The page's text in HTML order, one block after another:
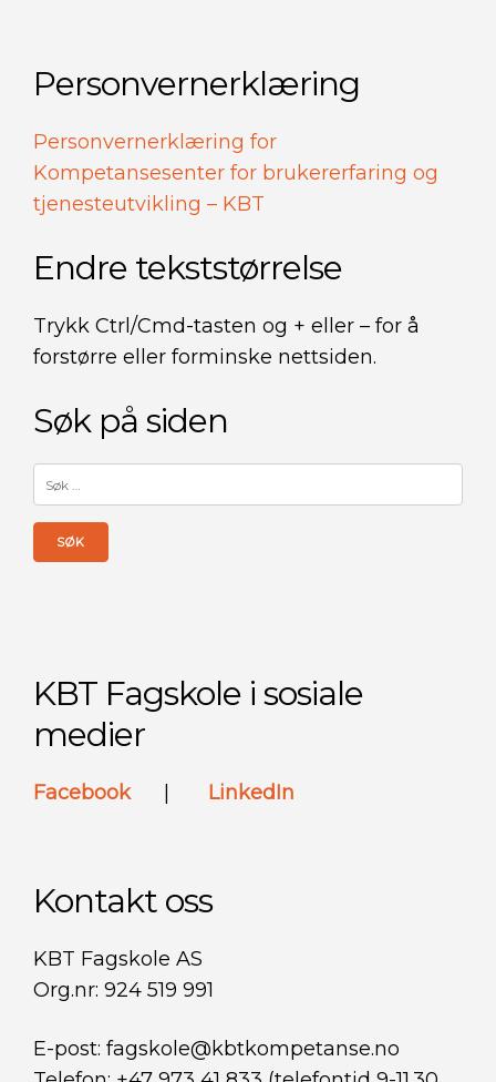
Personvernerklæring
Personvernerklæring for
Kompetansesenter for brukererfaring og
tjenesteutvikling – KBT
Endre tekststørrelse
Trykk Ctrl/Cmd-tasten og + eller – for å
forstørre eller forminske nettsiden.
Søk på siden
etter:
KBT Fagskole i sosiale
medier
Facebook LinkedIn
Kontakt oss
KBT Fagskole AS
Org.nr: 924 519 991
E-post: fagskole@kbtkompetanse.no